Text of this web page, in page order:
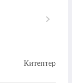
Китептер